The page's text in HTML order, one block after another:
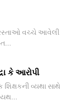
રસ્તાઓ વચ્ચે આવેલી
કે આરોપી
વ્યથા સાથે